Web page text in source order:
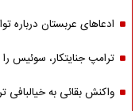
ادعاهای عربستان درباره
ترامپ جنایتکار، سوئیس
واکنش بقائی به خیالبافی